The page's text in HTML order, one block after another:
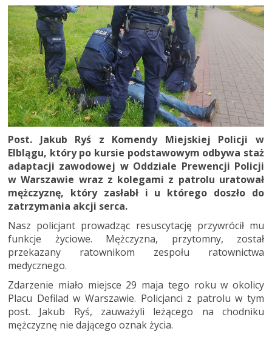
Post. Jakub Ryś z Komendy Miejskiej Policji w
Elblągu, który po kursie podstawowym odbywa staż
adaptacji zawodowej w Oddziale Prewencji Policji
w Warszawie wraz z kolegami z patrolu uratował
mężczyznę, który zasłabł i u którego doszło do
zatrzymania akcji serca.
Nasz policjant prowadząc resuscytację przywrócił mu
funkcje życiowe. Mężczyzna, przytomny, został
przekazany ratownikom zespołu ratownictwa
medycznego.
Zdarzenie miało miejsce 29 maja tego roku w okolicy
Placu Defilad w Warszawie. Policjanci z patrolu w tym
post. Jakub Ryś, zauważyli leżącego na chodniku
mężczyznę nie dającego oznak życia.